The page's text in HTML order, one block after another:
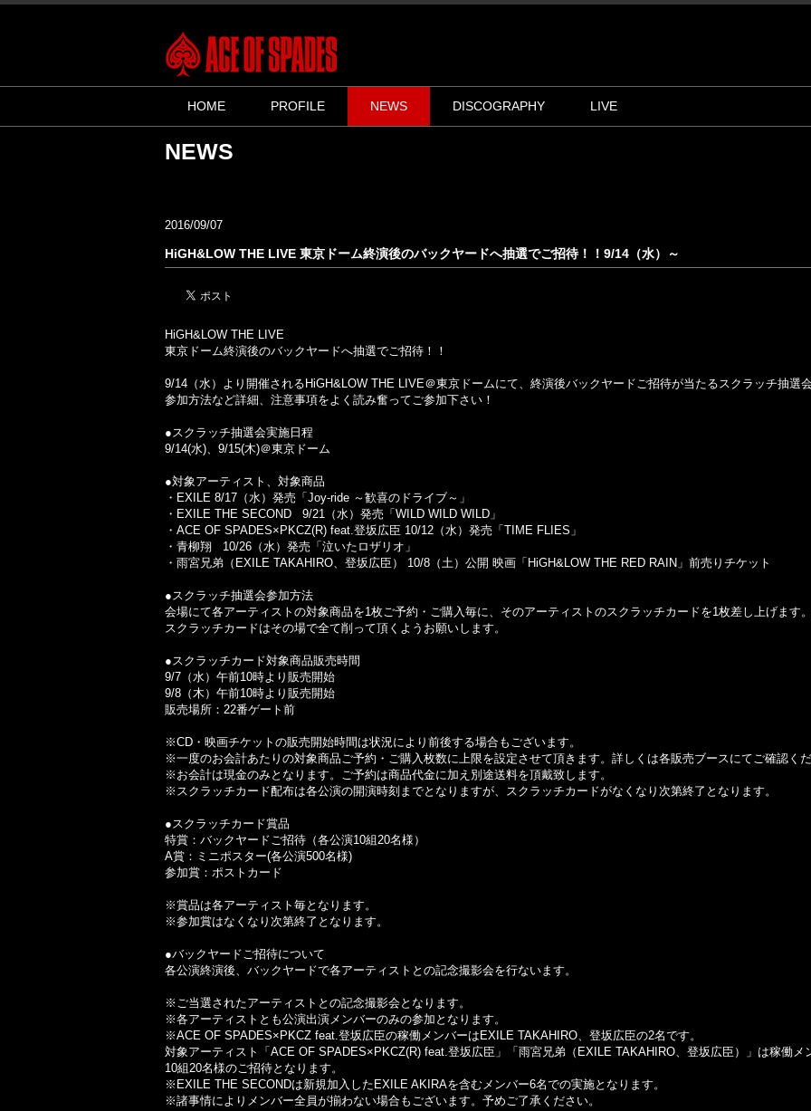
HOME PROFILE NEWS DISCOGRAPHY LIVE
NEWS
2016/09/07
HiGH&LOW THE LIVE 東京ドーム終演後のバックヤードへ抽選でご招待！！9/14（水）～
HiGH&LOW THE LIVE
東京ドーム終演後のバックヤードへ抽選でご招待！！
9/14（水）より開催されるHiGH&LOW THE LIVE＠東京ドームにて、終演後バックヤードご招待が当たるスクラッチ抽選
参加方法など詳細、注意事項をよく読み奮ってご参加下さい！
●スクラッチ抽選会実施日程
9/14(水)、9/15(木)＠東京ドーム
●対象アーティスト、対象商品
・EXILE 8/17（水）発売「Joy-ride ～歓喜のドライブ～」
・EXILE THE SECOND 9/21（水）発売「WILD WILD WILD」
・ACE OF SPADES×PKCZ(R) feat.登坂広臣 10/12（水）発売「TIME FLIES」
・青柳翔 10/26（水）発売「泣いたロザリオ」
・雨宮兄弟（EXILE TAKAHIRO、登坂広臣） 10/8（土）公開 映画「HiGH&LOW THE RED RAIN」前売りチケット
●スクラッチ抽選会参加方法
会場にて各アーティストの対象商品を1枚ご予約・ご購入毎に、そのアーティストのスクラッチカードを1枚差し上げます。
スクラッチカードはその場で全て削って頂くようお願いします。
●スクラッチカード対象商品販売時間
9/7（水）午前10時より販売開始
9/8（木）午前10時より販売開始
販売場所：22番ゲート前
※CD・映画チケットの販売開始時間は状況により前後する場合もございます。
※一度のお会計あたりの対象商品ご予約・ご購入枚数に上限を設定させて頂きます。詳しくは各販売ブースにてご確認くだ
※お会計は現金のみとなります。ご予約は商品代金に加え別途送料を頂戴致します。
※スクラッチカード配布は各公演の開演時刻までとなりますが、スクラッチカードがなくなり次第終了となります。
●スクラッチカード賞品
特賞：バックヤードご招待（各公演10組20名様）
A賞：ミニポスター(各公演500名様)
参加賞：ポストカード
※賞品は各アーティスト毎となります。
※参加賞はなくなり次第終了となります。
●バックヤードご招待について
各公演終演後、バックヤードで各アーティストとの記念撮影会を行ないます。
※ご当選されたアーティストとの記念撮影会となります。
※各アーティストとも公演出演メンバーのみの参加となります。
※ACE OF SPADES×PKCZ feat.登坂広臣の稼働メンバーはEXILE TAKAHIRO、登坂広臣の2名です。
対象アーティスト「ACE OF SPADES×PKCZ(R) feat.登坂広臣」「雨宮兄弟（EXILE TAKAHIRO、登坂広臣）」は稼働
10組20名様のご招待となります。
※EXILE THE SECONDは新規加入したEXILE AKIRAを含むメンバー6名での実施となります。
※諸事情によりメンバー全員が揃わない場合もございます。予めご了承ください。